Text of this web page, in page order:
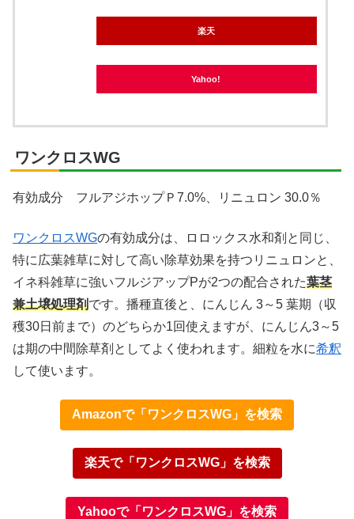
楽天
Yahoo!
ワンクロスWG
有効成分 フルアジホップＰ7.0%、リニュロン 30.0％
ワンクロスWGの有効成分は、ロロックス水和剤と同じ、
特に広葉雑草に対して高い除草効果を持つリニュロンと、
イネ科雑草に強いフルジアップPが2つの配合された葉茎
兼土壌処理剤です。播種直後と、にんじん 3～5 葉期（収
穫30日前まで）のどちらか1回使えますが、にんじん3～5
は期の中間除草剤としてよく使われます。細粒を水に希釈
して使います。
Amazonで「ワンクロスWG」を検索
楽天で「ワンクロスWG」を検索
Yahooで「ワンクロスWG」を検索